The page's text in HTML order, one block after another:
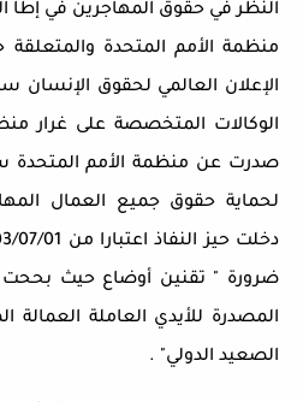
النظر في حقوق المهاجرين في إطا
منظمة الأمم المتحدة
الوكالات المتخصصة على غرار
لحماية حقوق جميع العمال
ضرورة " تقنين أوضاع حيث بححت
المصدرة للأيدي العاملة العمالة
الصعيد الدولي" .